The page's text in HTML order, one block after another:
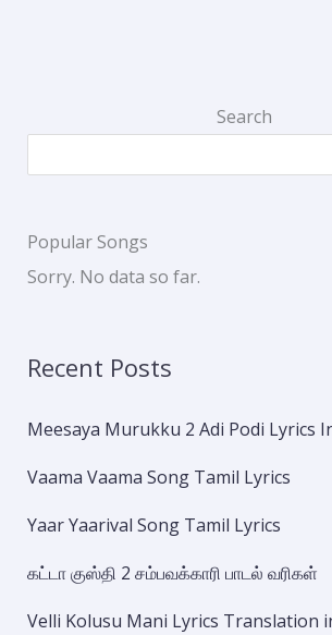
Search
Popular Songs
Sorry. No data so far.
Recent Posts
Meesaya Murukku 2 Adi Podi Lyrics
Vaama Vaama Song Tamil Lyrics
Yaar Yaarival Song Tamil Lyrics
கட்டா குஸ்தி 2 சம்பவக்காரி பாடல் வரிகள்
Velli Kolusu Mani Lyrics Translation